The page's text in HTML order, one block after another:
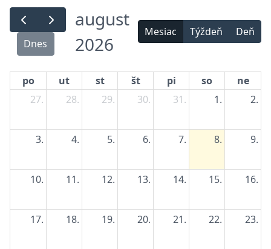
Dnes
august
2026
Mesiac Týždeň Deň
po ut st št pi so
ne
27.
28. 29. 30. 31. 1. 2.
3. 4. 5. 6. 7. 8. 9.
10. 11. 12. 13. 14. 15. 16.
17. 18. 19. 20. 21. 22. 23.